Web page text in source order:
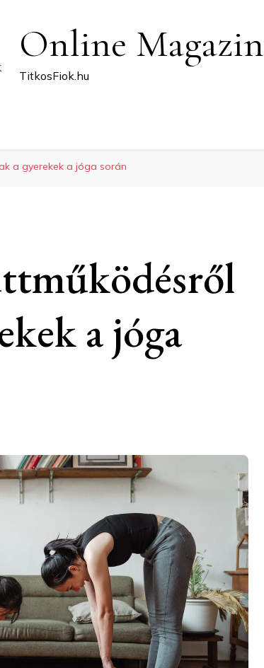
Online Magazin
TitkosFiok.hu
a gyerekek a jóga során
a jóga